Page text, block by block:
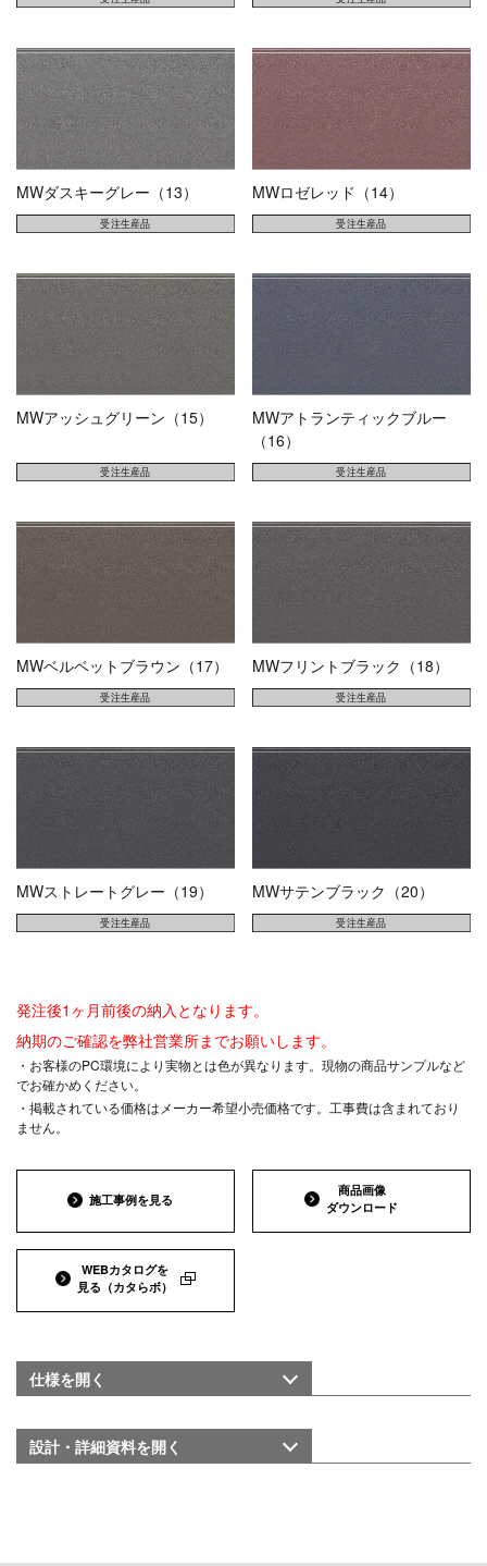
MWダスキーグレー（13） MWロゼレッド（14）
MWアッシュグリーン（15）
MWアトランティックブルー
（16）
MWベルベットブラウン（17） MWフリントブラック（18）
MWストレートグレー（19） MWサテンブラック（20）
発注後1ヶ月前後の納入となります。
納期のご確認を弊社営業所までお願いします。
・お客様のPC環境により実物とは色が異なります。現物の商品サンプルなど
でお確かめください。
・掲載されている価格はメーカー希望小売価格です。工事費は含まれており
ません。
施工事例を見る
商品画像
ダウンロード
WEBカタログを
見る （カタらボ）
仕様を開く
設計・詳細資料を開く